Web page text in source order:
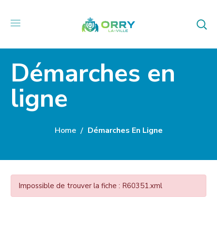
Démarches en
ligne
Home Démarches En Ligne
Impossible de trouver la fiche : R60351.xml